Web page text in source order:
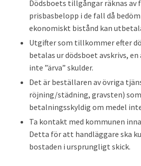
Dödsboets tillgångar räknas
prisbasbelopp i de fall då
ekonomiskt bistånd kan
Utgifter som tillkommer efter
betalas ur dödsboet avskrivs,
inte ”ärva” skulder.
Det är beställaren av övriga
röjning/städning, gravsten)
betalningsskyldig om medel
Ta kontakt med kommunen
Detta för att handläggare ska
bostaden i ursprungligt skick.